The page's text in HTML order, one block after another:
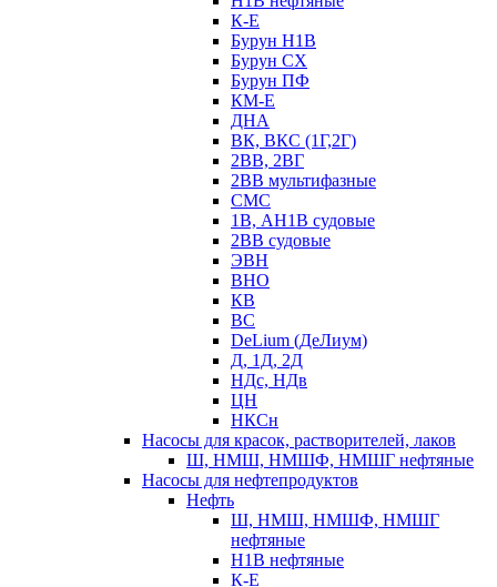
К-Е
Бурун Н1В
Бурун СХ
Бурун ПФ
КМ-Е
ДНА
ВК, ВКС (1Г,2Г)
2ВВ, 2ВГ
2ВВ мультифазные
СМС
1В, АН1В судовые
2ВВ судовые
ЭВН
ВНО
КВ
ВС
DeLium (ДеЛиум)
Д, 1Д, 2Д
НДс, НДв
ЦН
НКСн
Насосы для красок, растворителей, лаков
Ш, НМШ, НМШФ, НМШГ нефтяные
Насосы для нефтепродуктов
Нефть
Ш, НМШ, НМШФ, НМШГ
нефтяные
Н1В нефтяные
К-Е